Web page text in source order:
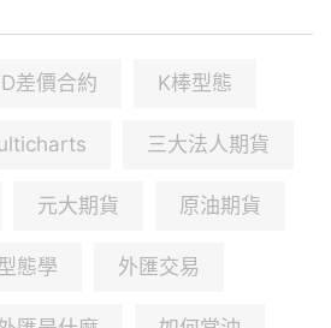
差價合約 K棒型態
三大法人期貨
元大期貨 原油期貨
態學 外匯交易